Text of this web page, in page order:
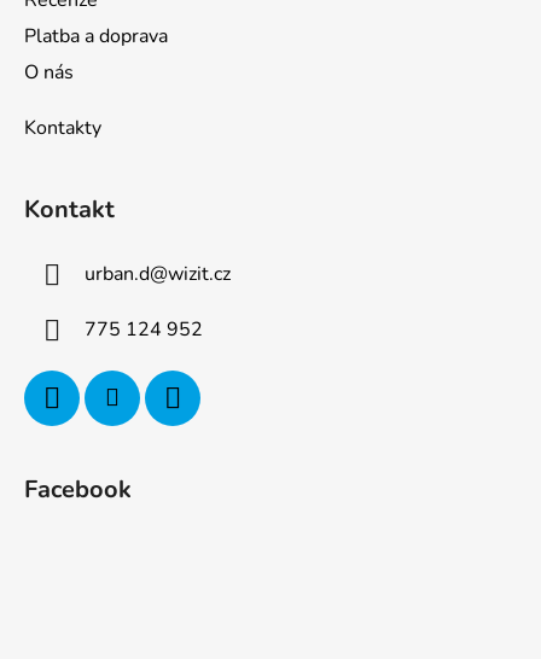
Platba a doprava
O nás
Kontakty
Kontakt
urban.d@wizit.cz
775 124 952
Facebook